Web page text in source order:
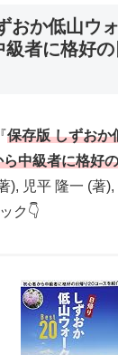
おか低山ウ
者に格好
保存版 しずおか
中級者に格好
), 児平 隆一 (著
ク👇